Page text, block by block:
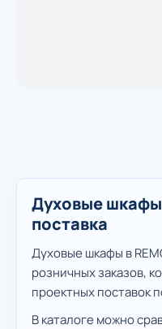
Духовые
поставка
Духовые шкафы в
розничных заказов,
проектных поставок
В каталоге можно